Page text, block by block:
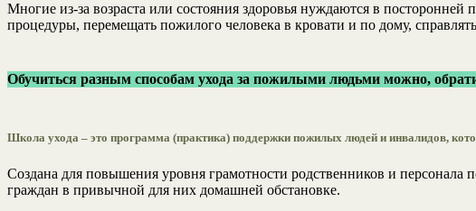
Многие из-за возраста или состояния здоровья нуждаются в
процедуры, перемещать пожилого человека в кровати и по дому,
Обучиться разным способам ухода за пожилыми людьми можно,
Школа ухода – это программа (практика) поддержки пожилых людей и инвалидов,
Создана для повышения уровня грамотности родственников и
граждан в привычной для них домашней обстановке.